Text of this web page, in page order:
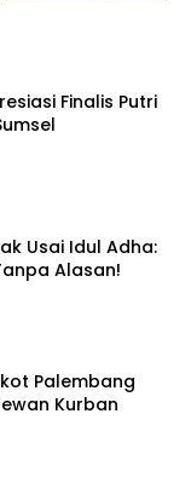
Finalis Putri
Usai Idul Adha:
Alasan!
Palembang
Kurban